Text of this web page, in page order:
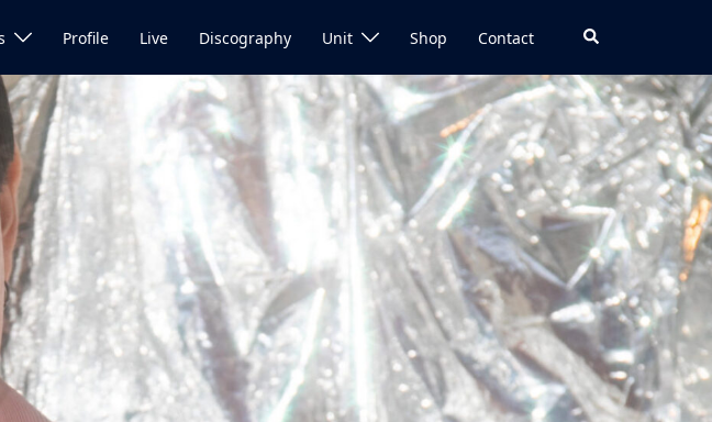
Profile Live Discography Unit Shop Contact 検
索